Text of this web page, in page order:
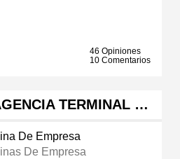
46 Opiniones
10 Comentarios
TERMINAL …
De Empresa
De Empresa